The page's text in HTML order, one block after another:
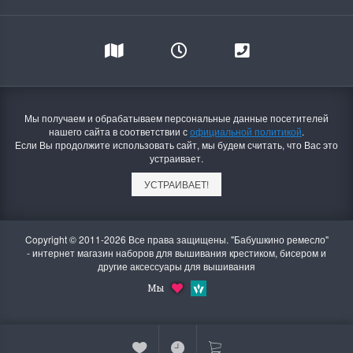
Мы получаем и обрабатываем персональные данные посетителей
нашего сайта в соответствии софициальной политикой.
Если Вы продолжите использовать сайт, мы будем считать, что Вас это
устраивает.
УСТРАИВАЕТ!
Copyright © 2011-2026 Все права защищены. "Бабушкино ремесло"
- интернет магазин наборов для вышивания крестиком, бисером и
другие аксессуары для вышивания
Мы